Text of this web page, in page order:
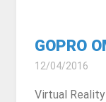
GOPRO
12/04/2016
Virtual